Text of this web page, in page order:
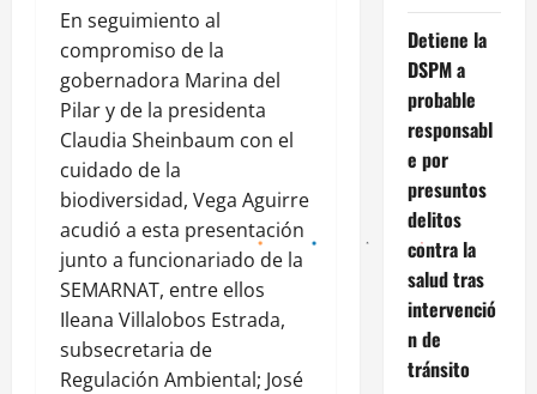
En seguimiento al
compromiso de la
gobernadora Marina del
Pilar y de la presidenta
Claudia Sheinbaum con el
cuidado de la
biodiversidad, Vega Aguirre
acudió a esta presentación
junto a funcionariado de la
SEMARNAT, entre ellos
Ileana Villalobos Estrada,
subsecretaria de
Regulación Ambiental; José
Detiene la
DSPM a
probable
responsabl
e por
presuntos
delitos
contra la
salud tras
intervenció
n de
tránsito